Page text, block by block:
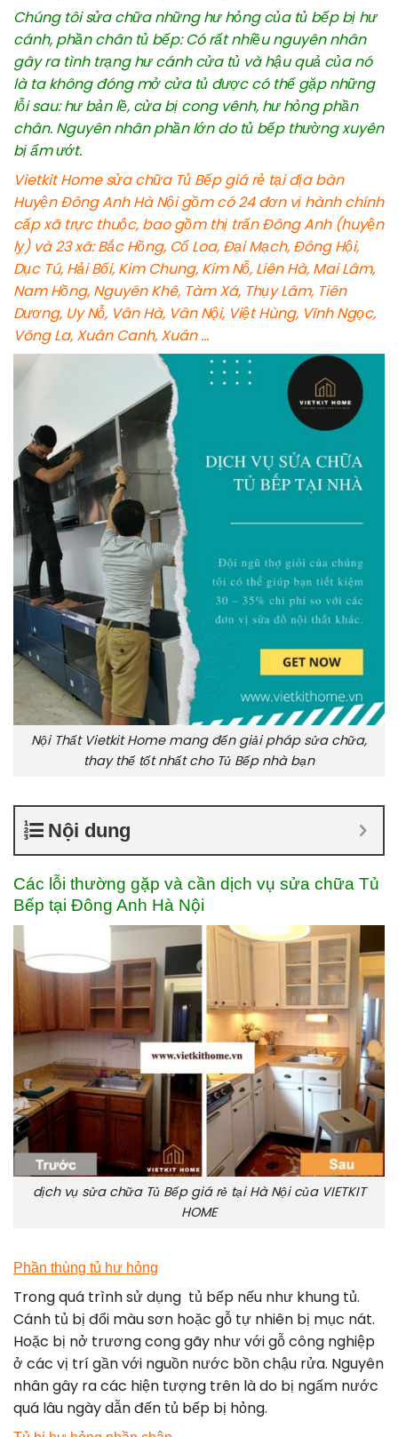
Chúng tôi sửa chữa những hư hỏng của tủ bếp bị hư
cánh, phần chân tủ bếp: Có rất nhiều nguyên nhân
gây ra tình trạng hư cánh cửa tủ và hậu quả của nó
là ta không đóng mở cửa tủ được có thể gặp những
lỗi sau: hư bản lề, cửa bị cong vênh, hư hỏng phần
chân. Nguyên nhân phần lớn do tủ bếp thường xuyên
bị ẩm ướt.
Vietkit Home sửa chữa Tủ Bếp giá rẻ tại địa bàn
Huyện Đông Anh Hà Nội gồm có 24 đơn vị hành chính
cấp xã trực thuộc, bao gồm thị trấn Đông Anh (huyện
lỵ) và 23 xã: Bắc Hồng, Cổ Loa, Đại Mạch, Đông Hội,
Dục Tú, Hải Bối, Kim Chung, Kim Nỗ, Liên Hà, Mai Lâm,
Nam Hồng, Nguyên Khê, Tàm Xá, Thụy Lâm, Tiên
Dương, Uy Nỗ, Vân Hà, Vân Nội, Việt Hùng, Vĩnh Ngọc,
Võng La, Xuân Canh, Xuân …
Nội Thất Vietkit Home mang đến giải pháp sửa chữa,
thay thế tốt nhất cho Tủ Bếp nhà bạn
Nội dung
Các lỗi thường gặp và cần dịch vụ sửa chữa Tủ
Bếp tại Đông Anh Hà Nội
dịch vụ sửa chữa Tủ Bếp giá rẻ tại Hà Nội của VIETKIT
HOME
Phần thùng tủ hư hỏng
Trong quá trình sử dụng tủ bếp nếu như khung tủ.
Cánh tủ bị đổi màu sơn hoặc gỗ tự nhiên bị mục nát.
Hoặc bị nở trương cong gãy như với gỗ công nghiệp
ở các vị trí gần với nguồn nước bồn chậu rửa. Nguyên
nhân gây ra các hiện tượng trên là do bị ngấm nước
quá lâu ngày dẫn đến tủ bếp bị hỏng.